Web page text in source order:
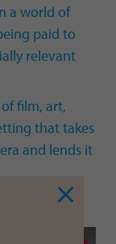
a world of
paid to
relevant
film, art,
that takes
and lends it